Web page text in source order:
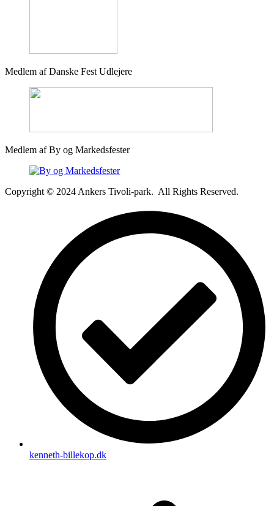
Medlem af Danske Fest Udlejere
Medlem af By og Markedsfester
Copyright © 2024 Ankers Tivoli-park. All Rights Reserved.
kenneth-billekop.dk